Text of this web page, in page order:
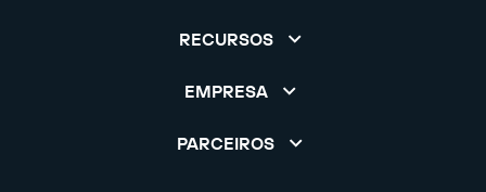
RECURSOS
EMPRESA
PARCEIROS